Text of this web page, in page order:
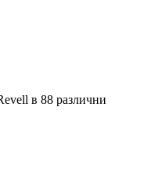
в 88 различни